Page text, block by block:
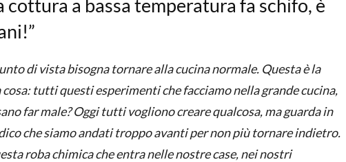
cottura a bassa temperatura fa schifo, è
di vista bisogna tornare alla cucina normale. Questa è la
cosa: tutti questi esperimenti che facciamo nella grande cucina,
far male? Oggi tutti vogliono creare qualcosa, ma guarda in
che siamo andati troppo avanti per non più tornare indietro.
roba chimica che entra nelle nostre case, nei nostri